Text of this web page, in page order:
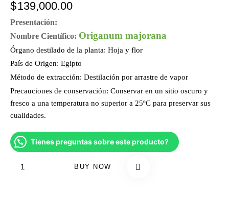
$139,000.00
Presentación:
Nombre Científico: Origanum majorana
Órgano destilado de la planta: Hoja y flor
País de Origen: Egipto
Método de extracción: Destilación por arrastre de vapor
Precauciones de conservación: Conservar en un sitio oscuro y
fresco a una temperatura no superior a 25ºC para preservar sus
cualidades.
Tienes preguntas sobre este producto?
BUY NOW